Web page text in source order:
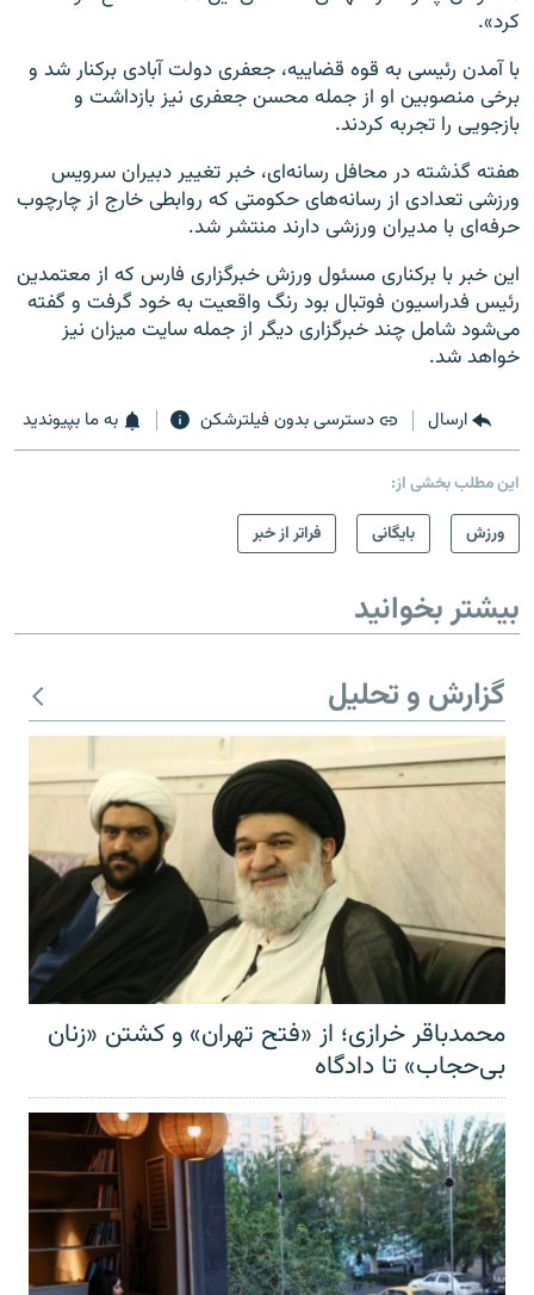
کرد».
با آمدن رئیسی به قوه قضاییه، جعفری دولت آبادی برکنار شد و
برخی منصوبین او از جمله محسن جعفری نیز بازداشت و
بازجویی را تجربه کردند.
هفته گذشته در محافل رسانه‌ای، خبر تغییر دبیران سرویس
ورزشی تعدادی از رسانه‌های حکومتی که روابطی خارج از چارچوب
حرفه‌ای با مدیران ورزشی دارند منتشر شد.
این خبر با برکناری مسئول ورزش خبرگزاری فارس که از معتمدین
رئیس فدراسیون فوتبال بود رنگ واقعیت به خود گرفت و گفته
می‌شود شامل چند خبرگزاری دیگر از جمله سایت میزان نیز
خواهد شد.
ارسال دسترسی بدون فیلترشکن به ما بپیوندید
این مطلب بخشی از:
ورزش
بایگانی فراتر از خبر
بیشتر بخوانید
گزارش و تحلیل
محمدباقر خرازی؛ از «فتح تهران» و کشتن «زنان
بی‌حجاب» تا دادگاه